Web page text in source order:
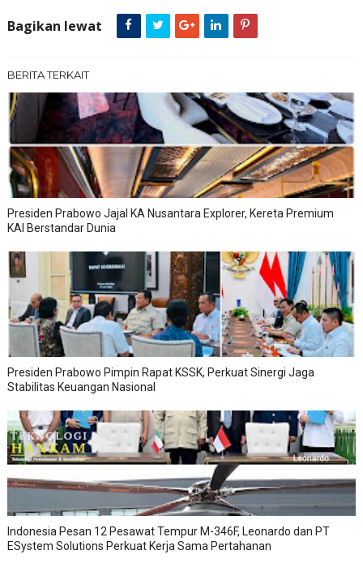
Bagikan lewat
BERITA TERKAIT
Presiden Prabowo Jajal KA Nusantara Explorer, Kereta Premium
KAI Berstandar Dunia
Presiden Prabowo Pimpin Rapat KSSK, Perkuat Sinergi Jaga
Stabilitas Keuangan Nasional
Indonesia Pesan 12 Pesawat Tempur M-346F, Leonardo dan PT
ESystem Solutions Perkuat Kerja Sama Pertahanan